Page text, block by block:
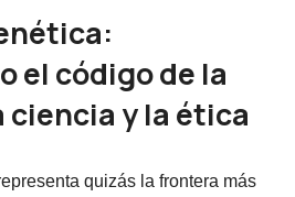
el código de la
ciencia y la ética
quizás la frontera más